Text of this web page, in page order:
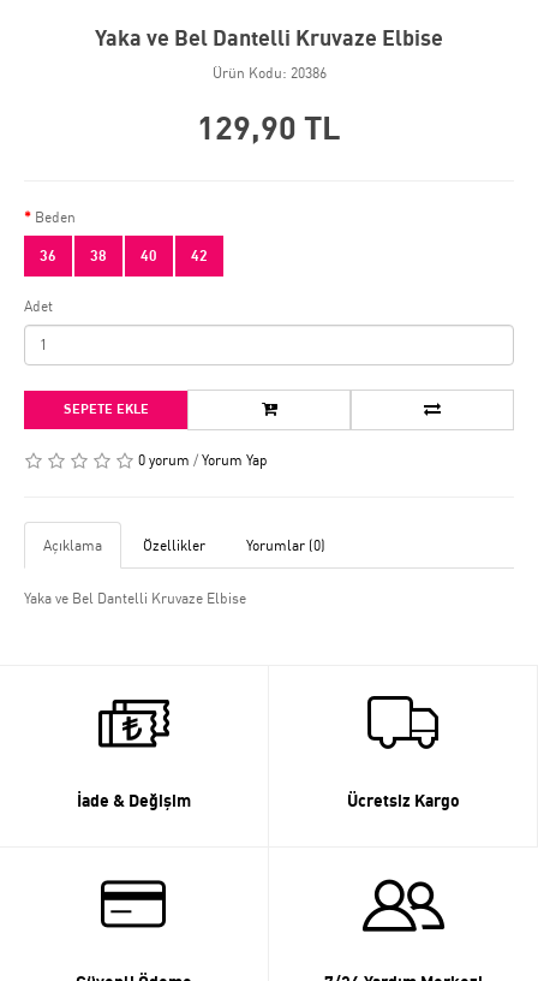
Yaka ve Bel Dantelli Kruvaze Elbise
Ürün Kodu: 20386
129,90 TL
Beden
36 38 40 42
Adet
SEPETE EKLE
0 yorum / Yorum Yap
Açıklama Özellikler Yorumlar (0)
Yaka ve Bel Dantelli Kruvaze Elbise
İade & Değişim Ücretsiz Kargo